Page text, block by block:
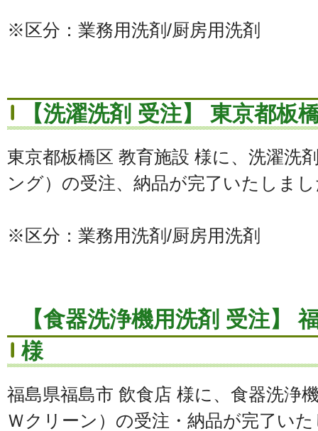
※区分：業務用洗剤/厨房用洗剤
【洗濯洗剤 受注】 東京都板
東京都板橋区 教育施設 様に、洗濯洗
ング）の受注、納品が完了いたしま
※区分：業務用洗剤/厨房用洗剤
【食器洗浄機用洗剤 受注】
様
福島県福島市 飲食店 様に、食器洗浄
Ｗクリーン）の受注・納品が完了い